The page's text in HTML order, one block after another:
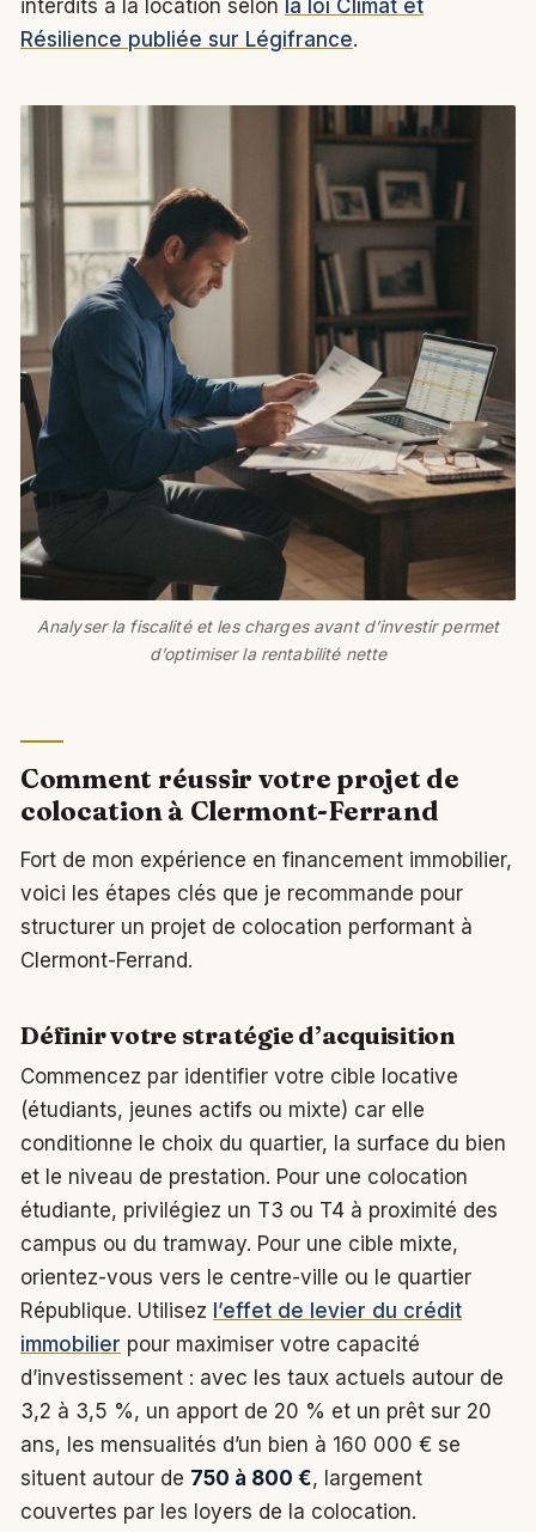
interdits à la location selon la loi Climat et
Résilience publiée sur Légifrance.
Analyser la fiscalité et les charges avant d’investir permet
d’optimiser la rentabilité nette
Comment réussir votre projet de
colocation à Clermont-Ferrand
Fort de mon expérience en financement immobilier,
voici les étapes clés que je recommande pour
structurer un projet de colocation performant à
Clermont-Ferrand.
Définir votre stratégie d’acquisition
Commencez par identifier votre cible locative
(étudiants, jeunes actifs ou mixte) car elle
conditionne le choix du quartier, la surface du bien
et le niveau de prestation. Pour une colocation
étudiante, privilégiez un T3 ou T4 à proximité des
campus ou du tramway. Pour une cible mixte,
orientez-vous vers le centre-ville ou le quartier
République. Utilisez l’effet de levier du crédit
immobilier pour maximiser votre capacité
d’investissement : avec les taux actuels autour de
3,2 à 3,5 %, un apport de 20 % et un prêt sur 20
ans, les mensualités d’un bien à 160 000 € se
situent autour de 750 à 800 €, largement
couvertes par les loyers de la colocation.